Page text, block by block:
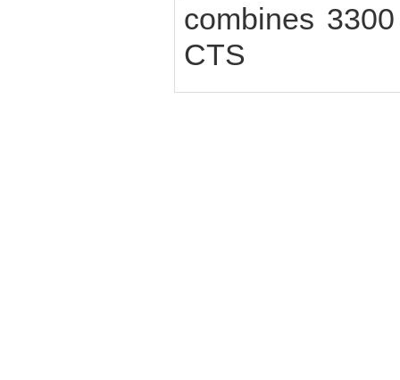
combines
CTS